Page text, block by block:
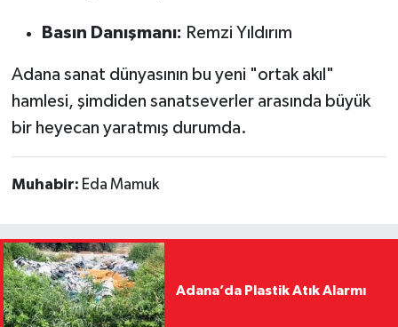
Basın Danışmanı: Remzi Yıldırım
Adana sanat dünyasının bu yeni "ortak akıl"
hamlesi, şimdiden sanatseverler arasında büyük
bir heyecan yaratmış durumda.
Muhabir: Eda Mamuk
Adana’da Plastik Atık Alarmı